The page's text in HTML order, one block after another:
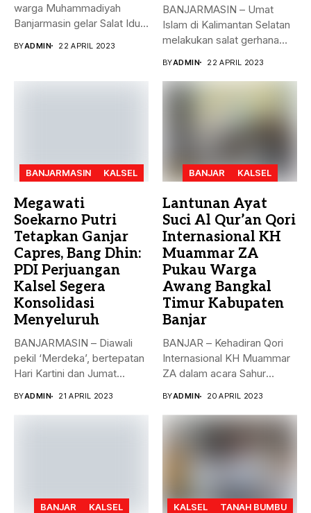
warga Muhammadiyah
Banjarmasin gelar Salat Idul
BYADMIN 22 APRIL 2023
BANJARMASIN – Umat
Islam di Kalimantan Selatan
melakukan salat gerhana
BYADMIN 22 APRIL 2023
BANJARMASIN KALSEL
Megawati
Soekarno Putri
Tetapkan Ganjar
Capres, Bang Dhin:
PDI Perjuangan
Kalsel Segera
Konsolidasi
Menyeluruh
BANJARMASIN – Diawali
pekil ‘Merdeka’, bertepatan
Hari Kartini dan Jumat
BYADMIN 21 APRIL 2023
BANJAR KALSEL
Lantunan Ayat
Suci Al Qur’an Qori
Internasional KH
Muammar ZA
Pukau Warga
Awang Bangkal
Timur Kabupaten
Banjar
BANJAR – Kehadiran Qori
Internasional KH Muammar
ZA dalam acara Sahur
BYADMIN 20 APRIL 2023
BANJAR KALSEL KALSEL TANAH BUMBU